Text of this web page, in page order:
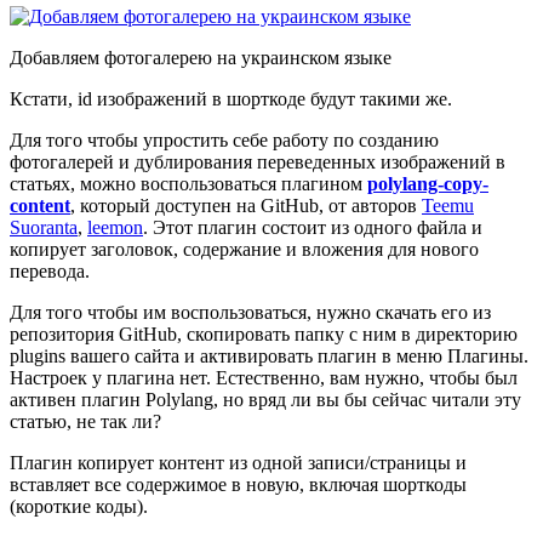
Добавляем фотогалерею на украинском языке
Кстати, id изображений в шорткоде будут такими же.
Для того чтобы упростить себе работу по созданию
фотогалерей и дублирования переведенных изображений в
статьях, можно воспользоваться плагином polylang-copy-
content, который доступен на GitHub, от авторов Teemu
Suoranta, leemon. Этот плагин состоит из одного файла и
копирует заголовок, содержание и вложения для нового
перевода.
Для того чтобы им воспользоваться, нужно скачать его из
репозитория GitHub, скопировать папку с ним в директорию
plugins вашего сайта и активировать плагин в меню Плагины.
Настроек у плагина нет. Естественно, вам нужно, чтобы был
активен плагин Polylang, но вряд ли вы бы сейчас читали эту
статью, не так ли?
Плагин копирует контент из одной записи/страницы и
вставляет все содержимое в новую, включая шорткоды
(короткие коды).